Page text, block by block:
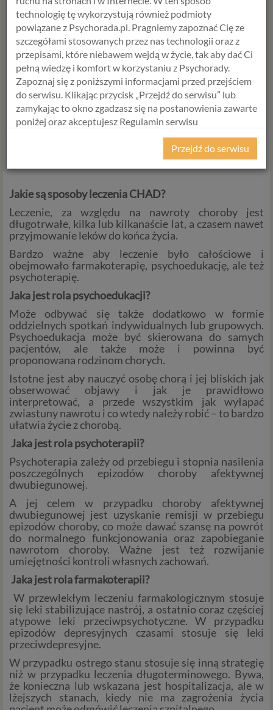
Najczęściej jest diagnozowana między 20 a 30 rokiem
życia.
Bardzo ważne jest aby pilnować i zwracać uwagę na
choroby współistniejące, czy zaburzenia
towarzyszące albo choroby somatyczne, np.
wspomniana niedoczynność tarczycy. Stała kontrola
stanu zdrowia jest niezbędna, ponieważ może dojść
do rozstrojenia stanu psychicznego i pogorszyć
rokowania.
Bardzo ważna jest tez obserwacja i monitorowanie
pacjentów ma próby samobójcze, a około 15%
Jakie są sposoby leczenia CHAD?
Leczenie, za względu na nawroty choroby jest
długotrwałe, kilka lub kilkanaście lat, a czasem nawet
przyjmowanie leków do końca życia.
Bardzo ważne aby leczenie było całościowe i
obejmowało farmakoterapię, psychoedukację, ale też
psychoterapię.
Jaka jest rola psychoedukacji?
Może odbywać się także dodatkowo w formie
oddzielnych spotkań indywidualnych lub grupowych.
Psychoedukacja może być skierowana do samych
pacjentów, ale także może i powinna być
proponowana rodzinom chorych.
Istotne jest aby nauczyć osobę chorą i jej bliskich jak
obserwować objawy i jak je prawidłowo
interpretować, a przede wszystkim jak wyłapać
zwiastuny nawrotu i co wtedy należy robić – to bardzo
ułatwia życie z chorobą.
Jaka jest rola psychoterapii?
Psychoterapia zależy od przebiegu i stopnia nasilenia
poszczególnych epizodów choroby afektywnej
dwubiegunowej.
A jej celem w przypadku choroby afektywnej
dwubiegunowej jest uzyskanie remisji w przebiegu
epizodów choroby, co może dawać szansę na powrót
do normalnego funkcjonowania oraz zapobieganie
nawrotom choroby. Ważne jest też rozwijanie
umiejętności kontroli własnych zachowań.
Jaka jest rola farmakoterapii?
W przewlekłym leczeniu farmakologicznym stosuje
się leki stabilizujące nastrój, a ostatnio coraz częściej
atypowe leki przeciwpsychotyczne. W przypadku
epizodów depresyjnych czasami stosuje się leki
przeciwdepresyjne.
W przypadku ostrego stanu stosuje się inną strategię
niż w przypadku leczenia długoterminowego. Bywa,
że konieczna lub wskazana jest hospitalizacja, ale w
lżejszych stanach, kiedy nie ma zagrożenia życia
technologię tę wykorzystują również podmioty
powiązane z Psychorada.pl. Pragniemy zapoznać Cię ze
szczegółami stosowanych przez nas technologii oraz z
przepisami, które niebawem wejdą w życie, tak aby dać Ci
pełną wiedzę i komfort w korzystaniu z Psychorady.
Zapoznaj się z poniższymi informacjami przed przejściem
do serwisu. Klikając przycisk „Przejdź do serwisu” lub
zamykając to okno zgadzasz się na postanowienia zawarte
poniżej oraz akceptujesz Regulamin serwisu
Rozporządzenie Parlamentu Europejskiego i Rady (UE)
2016/679 z dnia 27 kwietnia 2016 r. w sprawie ochrony
osób fizycznych w związku z przetwarzaniem danych
osobowych i w sprawie swobodnego przepływu takich
danych oraz uchylenia dyrektywy 95/46/WE (określane
popularnie jako „RODO”). RODO obowiązywać będzie w
identycznym zakresie we wszystkich krajach Unii
Europejskiej, a więc także w Polsce i wprowadza szereg
zmian w zasadach regulujących przetwarzanie danych
osobowych, które będą miały wpływ na wiele dziedzin
życia, w tym na korzystanie z usług internetowych, takich
jak między innymi usługi serwisu Psychorada.pl. W tej
informacji przedstawiamy skrót najważniejszych
zagadnień dotyczących przetwarzania Twoich danych
osobowych, jakie może mieć miejsce po 25 maja 2018 r. w
związku z korzystaniem z naszych usług. Prosimy Cię o jej
przeczytanie, nie zajmie to więcej niż kilka minut.
Czym są dane osobowe
Dane osobowe to, zgodnie z RODO, informacje o
zidentyfikowanej lub możliwej do zidentyfikowania
osobie fizycznej. W przypadku korzystania z naszego
serwisu takimi danymi są np. adres e-mail, adres IP lub
Twoje dane w serwisie konsultacyjnym czy w innej
usłudze oferowanej przez Psychoradę. Dane osobowe
mogą być zapisywane w plikach cookies lub podobnych
technologiach (np. local storage) instalowanych przez nas
lub naszych Zaufanych Partnerów na naszych stronach i
urządzeniach, których używasz podczas korzystania z
naszych usług.
Podstawa i cel przetwarzania
Przetwarzanie danych osobowych wymaga podstawy
prawnej. RODO przewiduje kilka rodzajów takich
podstaw prawnych dla przetwarzania danych, a w
przypadkach korzystania z naszych usług wystąpią, co do
zasady trzy z nich:
Przejdź do serwisu